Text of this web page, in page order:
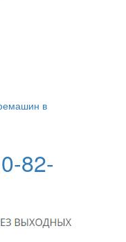
82-